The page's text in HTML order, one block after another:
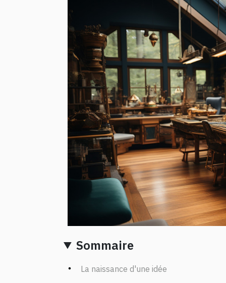
Sommaire
La naissance d'une idée